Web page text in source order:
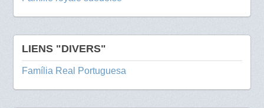
LIENS "DIVERS"
Família Real Portuguesa